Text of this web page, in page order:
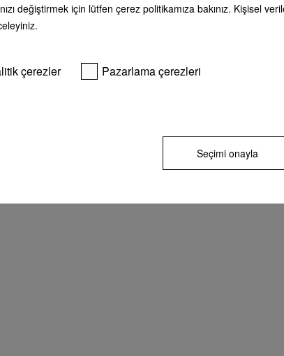
değiştirmek için lütfen çerez politikamıza bakınız. Kişisel
çerezler Pazarlama çerezleri
Seçimi onayla